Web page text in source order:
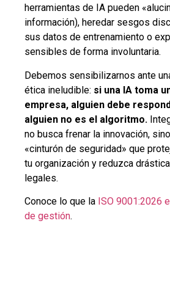
herramientas de IA pueden
información), heredar sesgos
sus datos de entrenamiento o
sensibles de forma involuntaria.
Debemos sensibilizarnos ante
ética ineludible: si una IA toma
empresa, alguien debe
alguien no es el algoritmo.
no busca frenar la innovación,
«cinturón de seguridad» que
tu organización y reduzca
legales.
Conoce lo que la ISO 9001:2026
de gestión.